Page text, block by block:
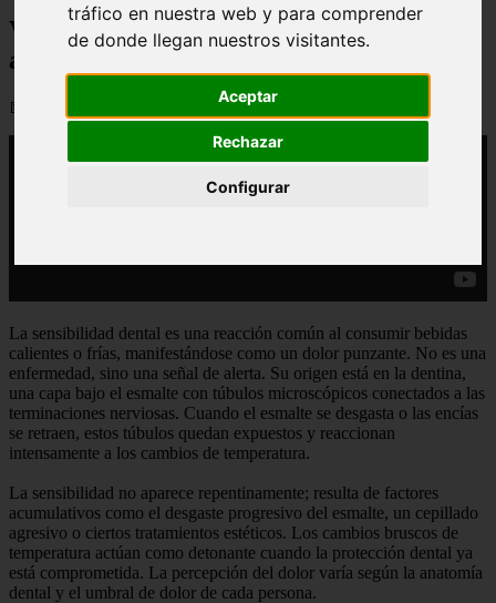
tráfico en nuestra web y para comprender
de donde llegan nuestros visitantes.
Aceptar
Rechazar
Configurar
Video Cómo afectan las bebidas calientes
a la sensibilidad dental
📅 06/03/2026
La sensibilidad dental es una reacción común al consumir bebidas
calientes o frías, manifestándose como un dolor punzante. No es una
enfermedad, sino una señal de alerta. Su origen está en la dentina,
una capa bajo el esmalte con túbulos microscópicos conectados a las
terminaciones nerviosas. Cuando el esmalte se desgasta o las encías
se retraen, estos túbulos quedan expuestos y reaccionan
intensamente a los cambios de temperatura.
La sensibilidad no aparece repentinamente; resulta de factores
acumulativos como el desgaste progresivo del esmalte, un cepillado
agresivo o ciertos tratamientos estéticos. Los cambios bruscos de
temperatura actúan como detonante cuando la protección dental ya
está comprometida. La percepción del dolor varía según la anatomía
dental y el umbral de dolor de cada persona.